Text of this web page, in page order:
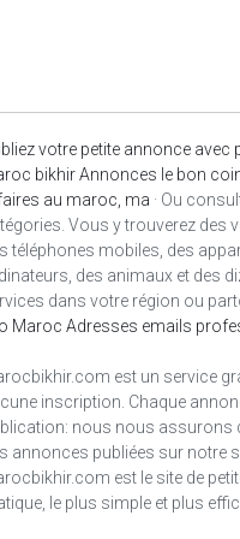
votre petite annonce
bikhir Annonces le bon
au maroc, ma · Ou
Vous y trouverez des
téléphones mobiles, des
des animaux et des
dans votre région ou
Maroc Adresses emails
est un service
inscription. Chaque
nous nous assurons
annonces publiées sur notre
est le site de
le plus simple et plus